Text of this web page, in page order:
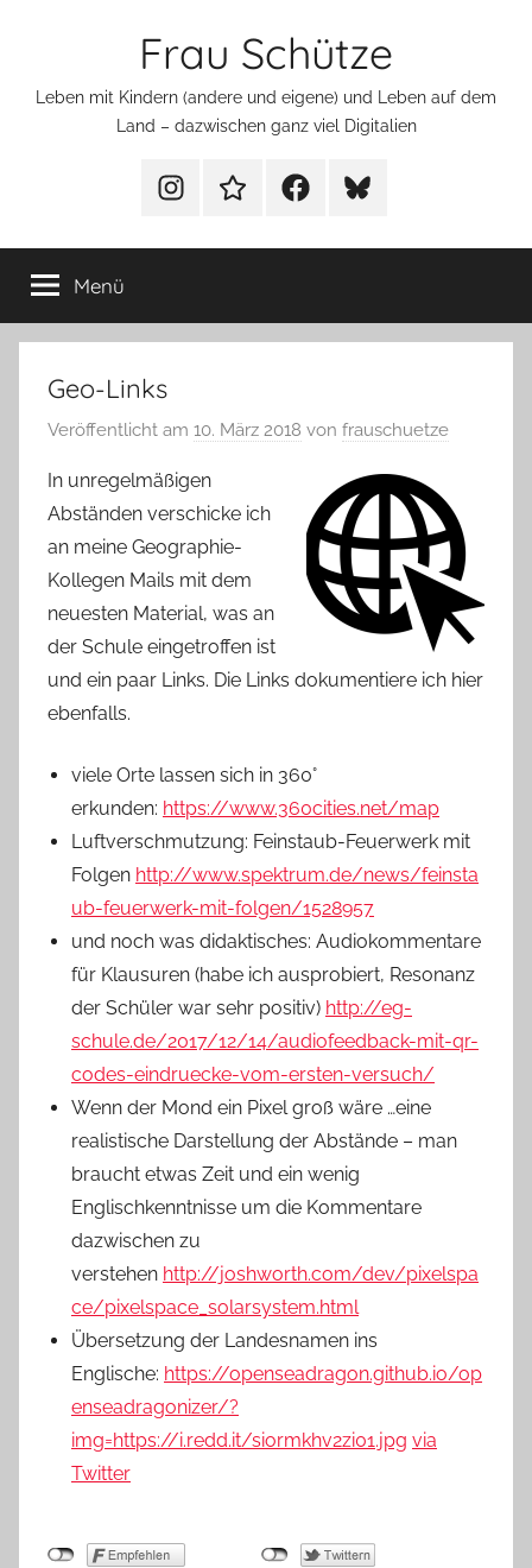
Frau Schütze
Leben mit Kindern (andere und eigene) und Leben auf dem
Land – dazwischen ganz viel Digitalien
MenüeintragMenüeintragMenüeintragMenüeintrag
Menü
Geo-Links
Veröffentlicht am 10. März 2018 von frauschuetze
In unregelmäßigen
Abständen verschicke ich
an meine Geographie-
Kollegen Mails mit dem
neuesten Material, was an
der Schule eingetroffen ist
und ein paar Links. Die Links dokumentiere ich hier
ebenfalls.
viele Orte lassen sich in 360°
erkunden: https://www.360cities.net/map
Luftverschmutzung: Feinstaub-Feuerwerk mit
Folgen http://www.spektrum.de/news/feinsta
ub-feuerwerk-mit-folgen/1528957
und noch was didaktisches: Audiokommentare
für Klausuren (habe ich ausprobiert, Resonanz
der Schüler war sehr positiv) http://eg-
schule.de/2017/12/14/audiofeedback-mit-qr-
codes-eindruecke-vom-ersten-versuch/
Wenn der Mond ein Pixel groß wäre …eine
realistische Darstellung der Abstände – man
braucht etwas Zeit und ein wenig
Englischkenntnisse um die Kommentare
dazwischen zu
verstehen http://joshworth.com/dev/pixelspa
ce/pixelspace_solarsystem.html
Übersetzung der Landesnamen ins
Englische: https://openseadragon.github.io/op
enseadragonizer/?
img=https://i.redd.it/siormkhv2zi01.jpg via
Twitter